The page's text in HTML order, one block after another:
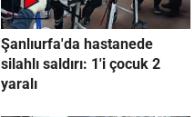
Şanlıurfa'da hastanede
silahlı saldırı: 1'i çocuk 2
yaralı